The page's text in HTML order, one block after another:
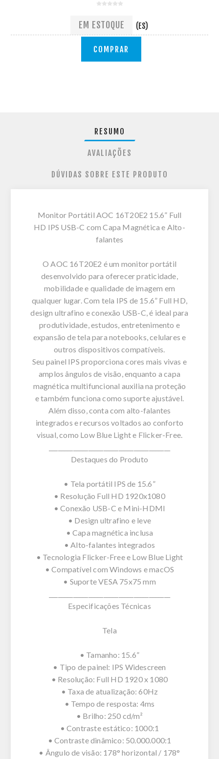
EM ESTOQUE (ES)
COMPRAR
RESUMO
AVALIAÇÕES
DÚVIDAS SOBRE ESTE PRODUTO
Monitor Portátil AOC 16T20E2 15.6” Full
HD IPS USB-C com Capa Magnética e Alto-
falantes
O AOC 16T20E2 é um monitor portátil
desenvolvido para oferecer praticidade,
mobilidade e qualidade de imagem em
qualquer lugar. Com tela IPS de 15.6” Full HD,
design ultrafino e conexão USB-C, é ideal para
produtividade, estudos, entretenimento e
expansão de tela para notebooks, celulares e
outros dispositivos compatíveis.
Seu painel IPS proporciona cores mais vivas e
amplos ângulos de visão, enquanto a capa
magnética multifuncional auxilia na proteção
e também funciona como suporte ajustável.
Além disso, conta com alto-falantes
integrados e recursos voltados ao conforto
visual, como Low Blue Light e Flicker-Free.
Destaques do Produto
• Tela portátil IPS de 15.6”
• Resolução Full HD 1920x1080
• Conexão USB-C e Mini-HDMI
• Design ultrafino e leve
• Capa magnética inclusa
• Alto-falantes integrados
• Tecnologia Flicker-Free e Low Blue Light
• Compatível com Windows e macOS
• Suporte VESA 75x75 mm
Especificações Técnicas
Tela
• Tamanho: 15.6”
• Tipo de painel: IPS Widescreen
• Resolução: Full HD 1920 x 1080
• Taxa de atualização: 60Hz
• Tempo de resposta: 4ms
• Brilho: 250 cd/m²
• Contraste estático: 1000:1
• Contraste dinâmico: 50.000.000:1
• Ângulo de visão: 178° horizontal / 178°